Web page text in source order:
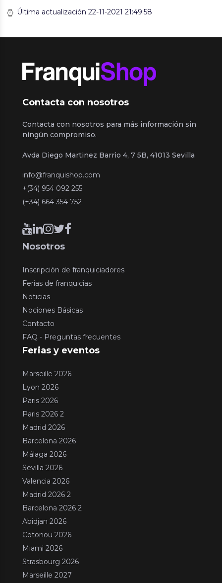
Última actualización 22-11-2021 21:49:58
Contacta con nosotros
Contacta con nosotros para más información sin
ningún compromiso.
Avda Diego Martinez Barrio 4, 7 5B, 41013 Sevilla
info@franquishop.com
+(34) 954 092 255
(+34) 664 354 752
Nosotros
Inscripción de franquiciadores
Ferias de franquicias
Noticias
Nociones Básicas
Contacto
FAQ - Preguntas frecuentes
Ferias y eventos
Marseille 2026
Lyon 2026
Paris 2026
Paris 2026 2
Madrid 2026
Barcelona 2026
Málaga 2026
Sevilla 2026
Valencia 2026
Madrid 2026 2
Barcelona 2026 2
Abidjan 2026
Cotonou 2026
Miami 2026
Strasbourg 2026
Marseille 2027